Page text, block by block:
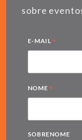
sobre
E-MAIL *
NOME *
SOBRENOME